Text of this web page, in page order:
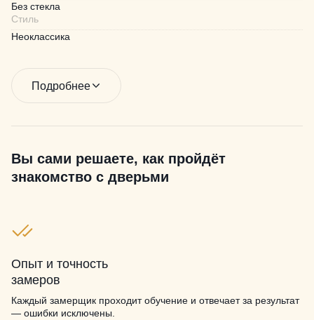
Без стекла
Стиль
Неоклассика
Подробнее
Вы сами решаете, как пройдёт
знакомство с дверьми
Опыт и точность
замеров
Каждый замерщик проходит обучение и отвечает за результат
— ошибки исключены.